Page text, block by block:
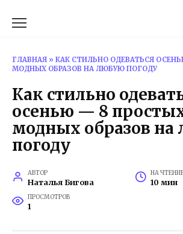
ГЛАВНАЯ » КАК СТИЛЬНО ОДЕВАТЬСЯ
МОДНЫХ ОБРАЗОВ НА ЛЮБУЮ ПОГОДУ
Как стильно
осенью — 8
модных образов
погоду
АВТОР
Наталья Бигова
НА
10 мин
ПРОСМОТРОВ
1